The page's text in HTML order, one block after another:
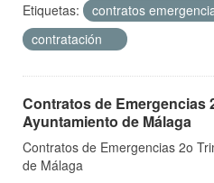
Etiquetas: contratos
contratación
Contratos de Emergencias
Ayuntamiento de Málaga
Contratos de Emergencias 2o
de Málaga